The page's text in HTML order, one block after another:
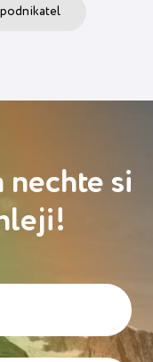
podnikatel
nechte si